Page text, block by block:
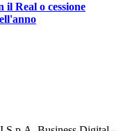
Real o cessione